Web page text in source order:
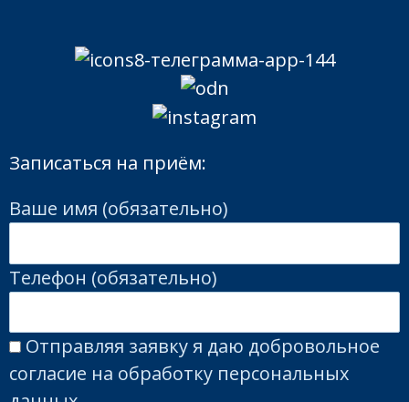
Записаться на приём:
Ваше имя (обязательно)
Телефон (обязательно)
Отправляя заявку я даю добровольное
согласие на обработку персональных